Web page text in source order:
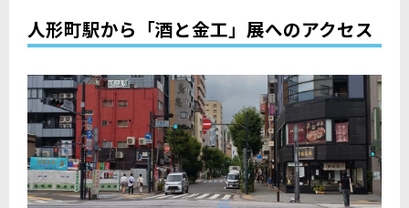
人形町駅から「酒と金工」展へのアクセス